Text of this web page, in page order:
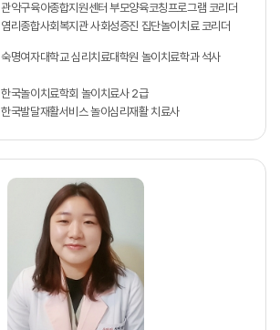
관악구육아종합지원센터 부모양육코칭프로그램 코리더
염리종합사회복지관 사회성증진 집단놀이치료 코리더
숙명여자대학교 심리치료대학원 놀이치료학과 석사
한국놀이치료학회 놀이치료사 2급
한국발달재활서비스 놀이심리재활 치료사